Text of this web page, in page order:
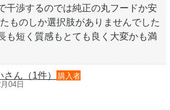
干渉するのでは純正の丸フードか安
ものしか選択肢がありませんでした
も短く質感もとても良く大変かも満
ん（1件）
購入者
04日